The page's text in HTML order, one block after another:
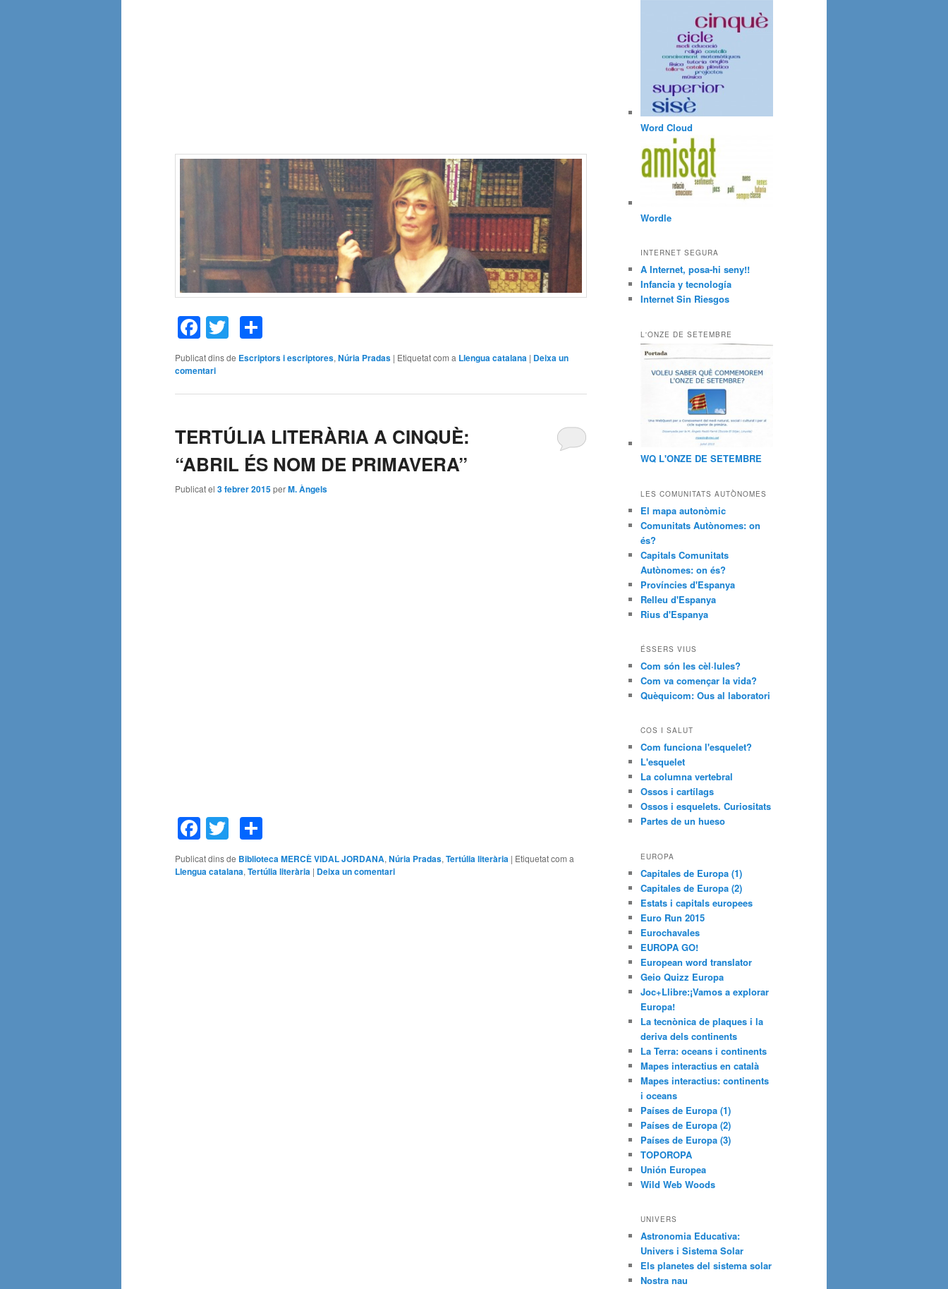
Facebook
Twitter
Publicat dins de Escriptors i escriptores, Núria Pradas | Etiquetat com a Llengua catalana | Deixa un
comentari
TERTÚLIA LITERÀRIA A CINQUÈ:
“ABRIL ÉS NOM DE PRIMAVERA”
Publicat el 3 febrer 2015perM. Àngels
Facebook
Twitter
Publicat dins de Biblioteca MERCÈ VIDAL JORDANA, Núria Pradas, Tertúlia literària | Etiquetat com a
Llengua catalana, Tertúlia literària | Deixa un comentari
Word Cloud
Wordle
INTERNET SEGURA
A Internet, posa-hi seny!!
Infancia y tecnología
Internet Sin Riesgos
L'ONZE DE SETEMBRE
WQ L'ONZE DE SETEMBRE
LES COMUNITATS AUTÒNOMES
El mapa autonòmic
Comunitats Autònomes: on
és?
Capitals Comunitats
Autònomes: on és?
Províncies d'Espanya
Relleu d'Espanya
Rius d'Espanya
ÉSSERS VIUS
Com són les cèl·lules?
Com va començar la vida?
Quèquicom: Ous al laboratori
COS I SALUT
Com funciona l'esquelet?
L'esquelet
La columna vertebral
Ossos i cartílags
Ossos i esquelets. Curiositats
Partes de un hueso
EUROPA
Capitales de Europa (1)
Capitales de Europa (2)
Estats i capitals europees
Euro Run 2015
Eurochavales
EUROPA GO!
European word translator
Geio Quizz Europa
Joc+Llibre:¡Vamos a explorar
Europa!
La tecnònica de plaques i la
deriva dels continents
La Terra: oceans i continents
Mapes interactius en català
Mapes interactius: continents
i oceans
Países de Europa (1)
Países de Europa (2)
Países de Europa (3)
TOPOROPA
Unión Europea
Wild Web Woods
UNIVERS
Astronomia Educativa:
Univers i Sistema Solar
Els planetes del sistema solar
Nostra nau